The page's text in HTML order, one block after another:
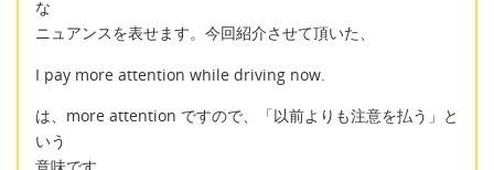
な
ニュアンスを表せます。今回紹介させて頂いた、
I pay more attention while driving now.
は、more attention ですので、「以前よりも注意を払う」と
いう